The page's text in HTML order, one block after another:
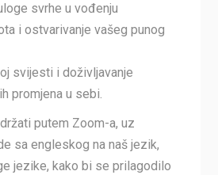
svrhe u vođenju
i ostvarivanje vašeg punog
svijesti i doživljavanje
promjena u sebi.
putem Zoom-a, uz
sa engleskog na naš jezik,
jezike, kako bi se prilagodilo